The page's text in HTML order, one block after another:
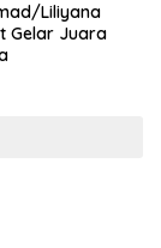
Liliyana
Gelar Juara